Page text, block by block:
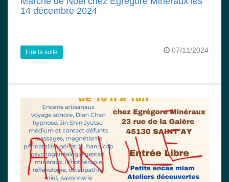
14 décembre 2024
07/11/2024
Lire la suite